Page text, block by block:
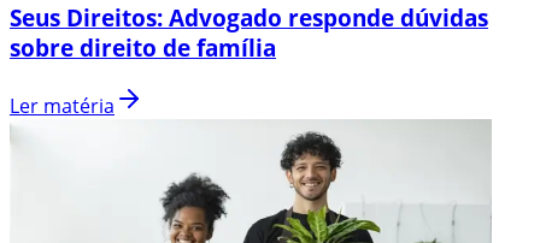
Seus Direitos: Advogado responde dúvidas
sobre direito de família
Ler matéria